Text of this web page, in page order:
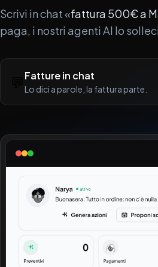
Scrivi in chat «fattura 500€ a
paga, i nostri agenti AI lo
Fatture in chat
Lo dici a parole, la fattura parte.